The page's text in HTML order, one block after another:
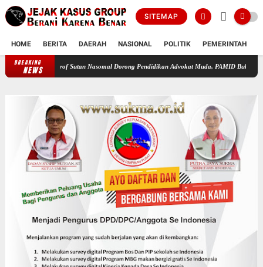
SITEMAP
HOME BERITA DAERAH NASIONAL POLITIK PEMERINTAH
BREAKING
NEWS
Prof Sutan Nasomal Dorong Pendidikan Advokat Muda, PAMID Buka Program